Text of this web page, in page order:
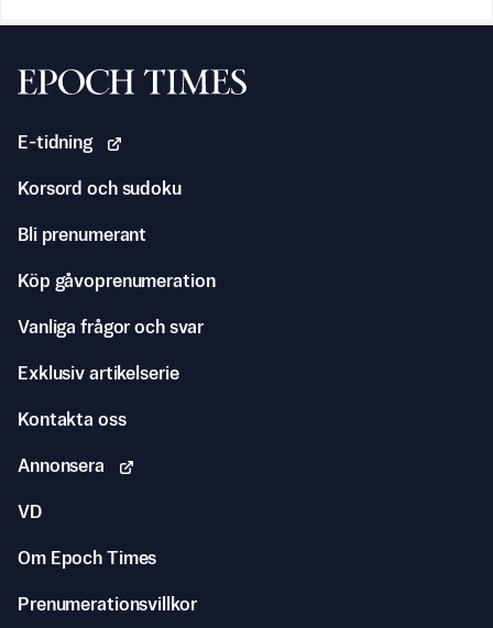
Svenska Epoch Times
E-tidning
Korsord och sudoku
Bli prenumerant
Köp gåvoprenumeration
Vanliga frågor och svar
Exklusiv artikelserie
Kontakta oss
Annonsera
VD
Om Epoch Times
Prenumerationsvillkor